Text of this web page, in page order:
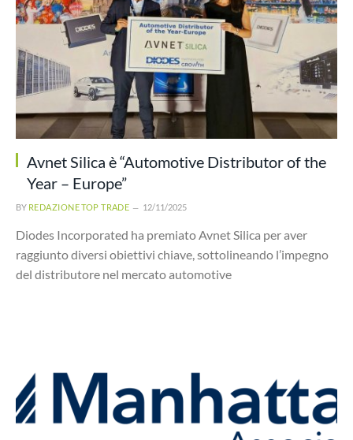
Avnet Silica è “Automotive Distributor of the
Year – Europe”
BY REDAZIONE TOP TRADE 12/11/2025
Diodes Incorporated ha premiato Avnet Silica per aver
raggiunto diversi obiettivi chiave, sottolineando l’impegno
del distributore nel mercato automotive